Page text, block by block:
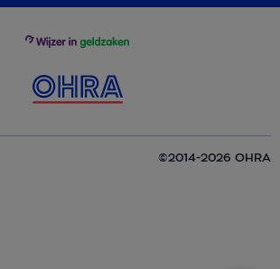
©2014-2026 OHRA